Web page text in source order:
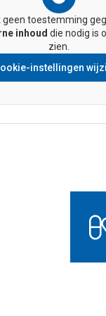
geen toestemming
inhoud die nodig is
zien.
instellingen